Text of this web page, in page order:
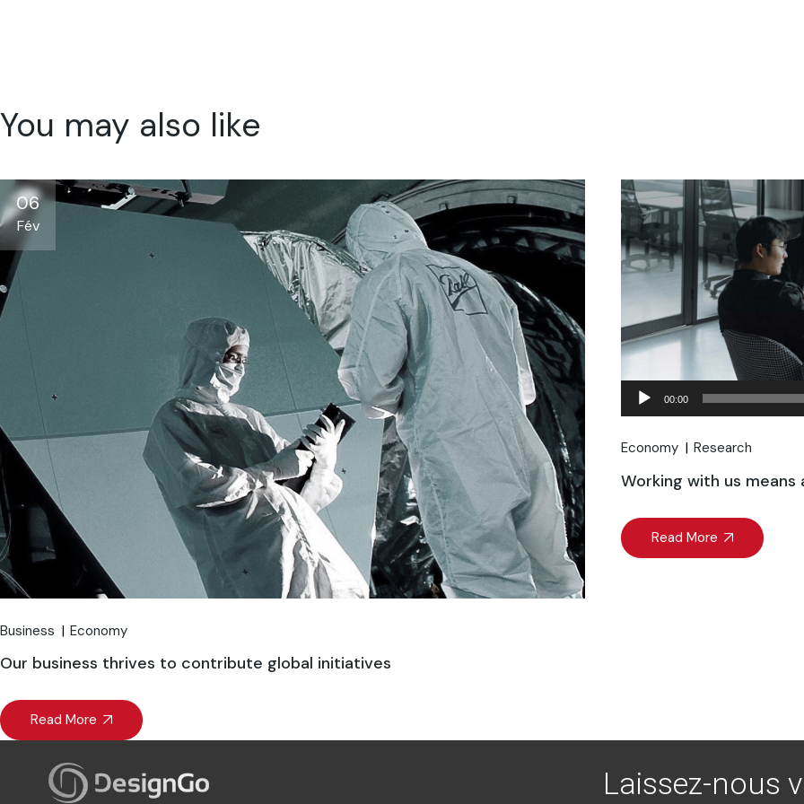
You may also like
06
Fév
Business Economy
Our business thrives to contribute global initiatives
Read More
Lecteur
audio
00:00
Economy Research
Working with us
Read More
Laissez-nous